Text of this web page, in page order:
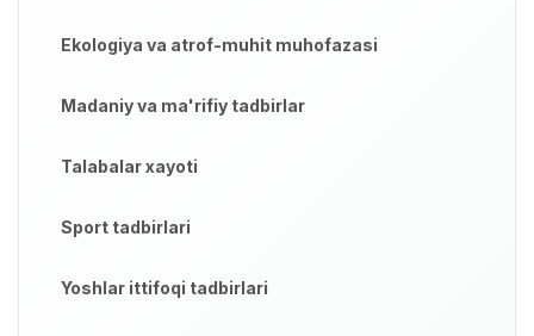
Ekologiya va atrof-muhit muhofazasi
Madaniy va ma'rifiy tadbirlar
Talabalar xayoti
Sport tadbirlari
Yoshlar ittifoqi tadbirlari